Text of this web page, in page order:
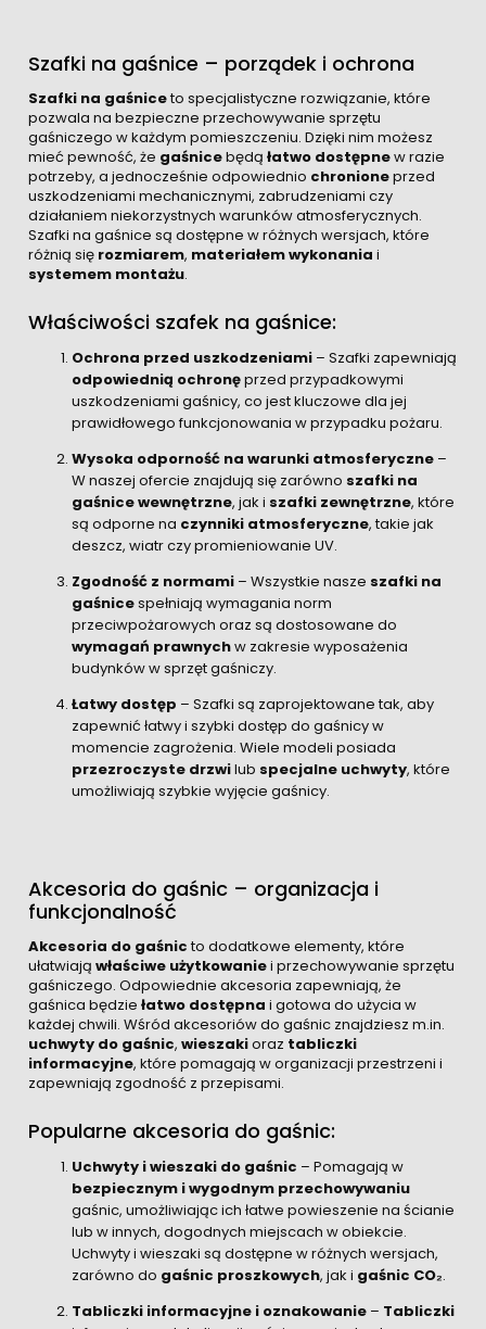
Szafki na gaśnice – porządek i ochrona
Szafki na gaśniceto specjalistyczne rozwiązanie, które
pozwala na bezpieczne przechowywanie sprzętu
gaśniczego w każdym pomieszczeniu. Dzięki nim możesz
mieć pewność, że gaśnicebędą łatwo dostępnew razie
potrzeby, a jednocześnie odpowiednio chronioneprzed
uszkodzeniami mechanicznymi, zabrudzeniami czy
działaniem niekorzystnych warunków atmosferycznych.
Szafki na gaśnice są dostępne w różnych wersjach, które
różnią się rozmiarem, materiałem wykonania i
systemem montażu.
Właściwości szafek na gaśnice:
Ochrona przed uszkodzeniami – Szafki zapewniają
odpowiednią ochronęprzed przypadkowymi
uszkodzeniami gaśnicy, co jest kluczowe dla jej
prawidłowego funkcjonowania w przypadku pożaru.
Wysoka odporność na warunki atmosferyczne –
W naszej ofercie znajdują się zarówno szafki na
gaśnice wewnętrzne, jak i szafki zewnętrzne, które
są odporne na czynniki atmosferyczne, takie jak
deszcz, wiatr czy promieniowanie UV.
Zgodność z normami – Wszystkie nasze szafki na
gaśnicespełniają wymagania norm
przeciwpożarowych oraz są dostosowane do
wymagań prawnychw zakresie wyposażenia
budynków w sprzęt gaśniczy.
Łatwy dostęp – Szafki są zaprojektowane tak, aby
zapewnić łatwy i szybki dostęp do gaśnicy w
momencie zagrożenia. Wiele modeli posiada
przezroczyste drzwilub specjalne uchwyty, które
umożliwiają szybkie wyjęcie gaśnicy.
Akcesoria do gaśnic – organizacja i
funkcjonalność
Akcesoria do gaśnicto dodatkowe elementy, które
ułatwiają właściwe użytkowaniei przechowywanie sprzętu
gaśniczego. Odpowiednie akcesoria zapewniają, że
gaśnica będzie łatwo dostępna i gotowa do użycia w
każdej chwili. Wśród akcesoriów do gaśnic znajdziesz m.in.
uchwyty do gaśnic, wieszakioraz tabliczki
informacyjne, które pomagają w organizacji przestrzeni i
zapewniają zgodność z przepisami.
Popularne akcesoria do gaśnic:
Uchwyty i wieszaki do gaśnic – Pomagają w
bezpiecznym i wygodnym przechowywaniu
gaśnic, umożliwiając ich łatwe powieszenie na ścianie
lub w innych, dogodnych miejscach w obiekcie.
Uchwyty i wieszaki są dostępne w różnych wersjach,
zarówno do gaśnic proszkowych, jak i gaśnic CO₂.
Tabliczki informacyjne i oznakowanie – Tabliczki